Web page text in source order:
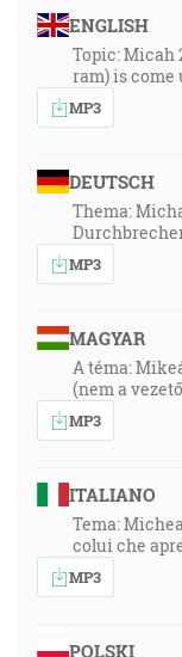
ENGLISH
Topic: Micah
ram) is come
MP3
DEUTSCH
Thema:
MP3
MAGYAR
A téma:
(nem a
MP3
ITALIANO
Tema:
colui che
MP3
POLSKI